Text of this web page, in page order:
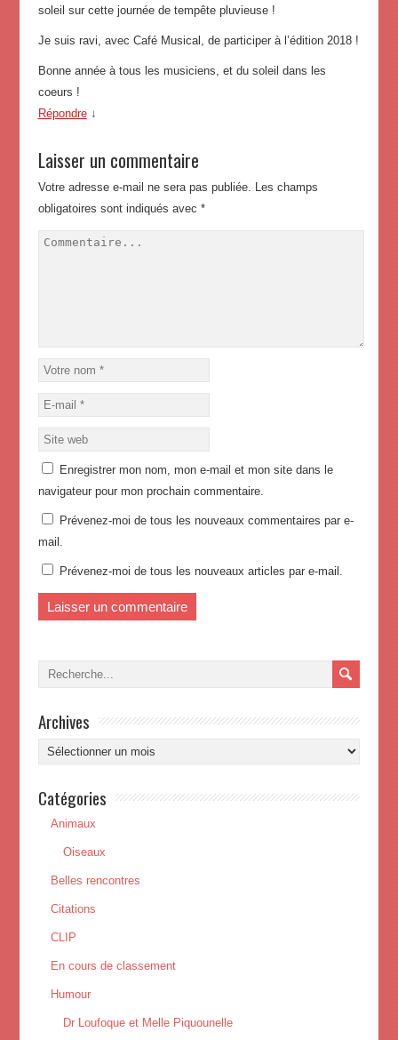
soleil sur cette journée de tempête pluvieuse !
Je suis ravi, avec Café Musical, de participer à l’édition 2018 !
Bonne année à tous les musiciens, et du soleil dans les
coeurs !
Répondre ↓
Laisser un commentaire
Votre adresse e-mail ne sera pas publiée. Les champs
obligatoires sont indiqués avec *
Enregistrer mon nom, mon e-mail et mon site dans le
navigateur pour mon prochain commentaire.
Prévenez-moi de tous les nouveaux commentaires par e-
mail.
Prévenez-moi de tous les nouveaux articles par e-mail.
Archives
Archives
Catégories
Animaux
Oiseaux
Belles rencontres
Citations
CLIP
En cours de classement
Humour
Dr Loufoque et Melle Piquounelle